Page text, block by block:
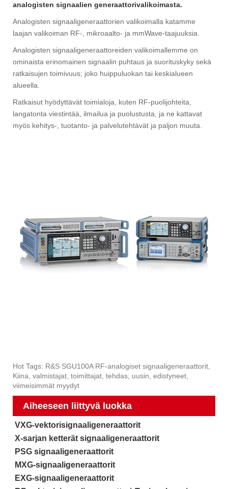
analogisten signaalien generaattorivalikoimasta.
Analogisten signaaligeneraattorien valikoimalla katamme
laajan valikoiman RF-, mikroaalto- ja mmWave-taajuuksia.
Analogisten signaaligeneraattoreiden valikoimallemme on
ominaista erinomainen signaalin puhtaus ja suorituskyky sekä
ratkaisujen toimivuus; joko huippuluokan tai keskialueen
alueella.
Ratkaisut hyödyttävät toimialoja, kuten RF-puolijohteita,
langatonta viestintää, ilmailua ja puolustusta, ja ne kattavat
myös kehitys-, tuotanto- ja palvelutehtävät ja paljon muuta.
Hot Tags: R&S SGU100A RF-analogiset signaaligeneraattorit,
Kiina, valmistajat, toimittajat, tehdas, uusin, edistyneet,
viimeisimmät myydyt
Aiheeseen liittyvä luokka
VXG-vektorisignaaligeneraattorit
X-sarjan ketterät signaaligeneraattorit
PSG signaaligeneraattorit
MXG-signaaligeneraattorit
EXG-signaaligeneraattorit